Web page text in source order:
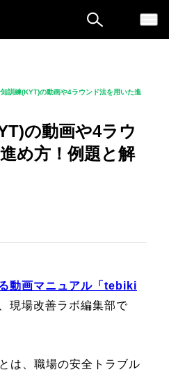
ム
訓練(KYT)の動画や4ラウンド法を用いた進
の動画や4ラウ
め方！例題と解
動画マニュアル「tebiki
現場改善ラボ編集部で
は、職場の安全トラブル